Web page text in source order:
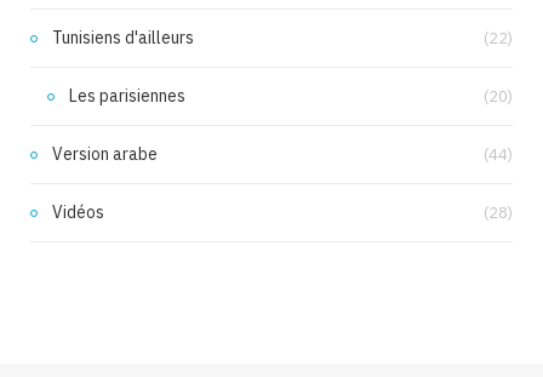
Tunisiens d'ailleurs (22)
Les parisiennes (20)
Version arabe (44)
Vidéos (28)